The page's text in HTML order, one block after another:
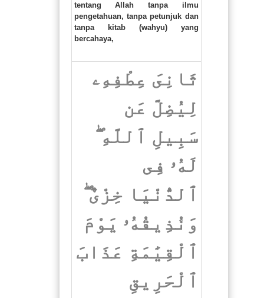
tentang Allah tanpa ilmu
pengetahuan, tanpa petunjuk dan
tanpa kitab (wahyu) yang
bercahaya,
ثَانِىَ عِطْفِهِۦ
لِيُضِلَّ عَن
سَبِيلِ ٱللَّهِ ۖ
لَهُۥ فِى
ٱلدُّنْيَا خِزْىٌ ۖ
وَنُذِيقُهُۥ يَوْمَ
ٱلْقِيَٰمَةِ عَذَابَ
ٱلْحَرِيقِ